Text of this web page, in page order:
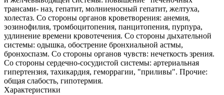
трансами- наз, гепатит, молниеносный гепатит, желтуха,
холестаз. Со стороны органов кроветворения: анемия,
эозинофилия, тромбоцитопения, панцитопения, пурпура,
удлинение времени кровотечения. Со стороны дыхательной
системы: одышка, обострение бронхиальной астмы,
бронхоспазм. Со стороны органов чувств: нечеткость зрения.
Со стороны сердечно-сосудистой системы: артериальная
гипертензия, тахикардия, геморрагии, "приливы". Прочие:
общая слабость, гипотермия.
Характеристики